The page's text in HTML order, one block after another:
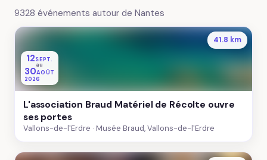
9328 événements autour de Nantes
41.8 km
12SEPT.
au
30AOÛT
2026
L'association Braud Matériel de Récolte ouvre
ses portes
Vallons-de-l'Erdre Musée Braud, Vallons-de-l'Erdre